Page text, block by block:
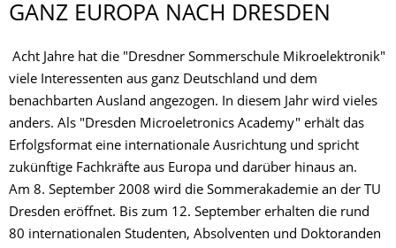
GANZ EUROPA NACH DRESDEN
Acht Jahre hat die "Dresdner Sommerschule Mikroelektronik"
viele Interessenten aus ganz Deutschland und dem
benachbarten Ausland angezogen. In diesem Jahr wird vieles
anders. Als "Dresden Microeletronics Academy" erhält das
Erfolgsformat eine internationale Ausrichtung und spricht
zukünftige Fachkräfte aus Europa und darüber hinaus an.
Am 8. September 2008 wird die Sommerakademie an der TU
Dresden eröffnet. Bis zum 12. September erhalten die rund
80 internationalen Studenten, Absolventen und Doktoranden